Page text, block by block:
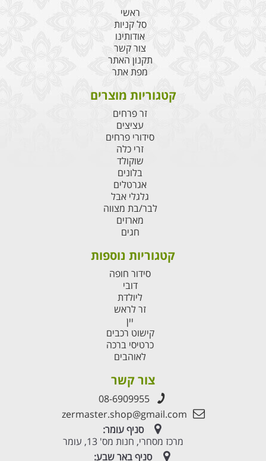
ראשי
סל קניות
אודותינו
צור קשר
תקנון האתר
מפת אתר
קטגוריות מוצרים
זר פרחים
עציצים
סידורי פרחים
זרי כלה
שוקולד
בלונים
אגרטלים
גלגלי אבל
לבר/בת מצווה
מארזים
חגים
קטגוריות נוספות
סידור חופה
דובי
ליולדת
זר לראש
יין
קישוט רכבים
כרטיסי ברכה
לאוהבים
צור קשר
08-6909955
zermaster.shop@gmail.com
סניף עומר:
מרכז מסחרי, חנות מס' 13, עומר
סניף באר שבע: